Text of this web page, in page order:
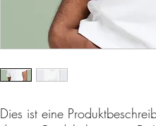
Dies ist eine